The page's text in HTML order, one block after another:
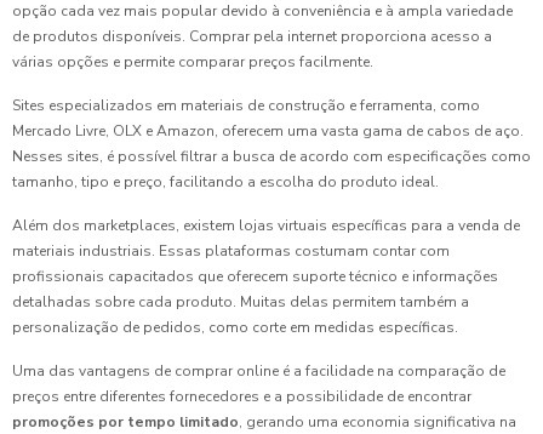
opção cada vez mais popular devido à conveniência e à ampla variedade
de produtos disponíveis. Comprar pela internet proporciona acesso a
várias opções e permite comparar preços facilmente.
Sites especializados em materiais de construção e ferramenta, como
Mercado Livre, OLX e Amazon, oferecem uma vasta gama de cabos de aço.
Nesses sites, é possível filtrar a busca de acordo com especificações como
tamanho, tipo e preço, facilitando a escolha do produto ideal.
Além dos marketplaces, existem lojas virtuais específicas para a venda de
materiais industriais. Essas plataformas costumam contar com
profissionais capacitados que oferecem suporte técnico e informações
detalhadas sobre cada produto. Muitas delas permitem também a
personalização de pedidos, como corte em medidas específicas.
Uma das vantagens de comprar online é a facilidade na comparação de
preços entre diferentes fornecedores e a possibilidade de encontrar
promoções por tempo limitado, gerando uma economia significativa na